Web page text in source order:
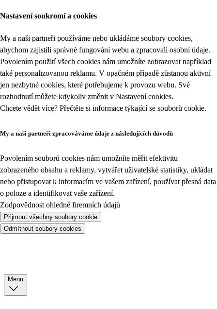
Nastavení soukromí a cookies
My a naši partneři používáme nebo ukládáme soubory cookies,
abychom zajistili správné fungování webu a zpracovali osobní údaje.
Povolením použití všech cookies nám umožníte zobrazovat například
také personalizovanou reklamu. V opačném případě zůstanou aktivní
jen nezbytné cookies, které potřebujeme k provozu webu. Své
rozhodnutí můžete kdykoliv změnit v Nastavení cookies.
Chcete vědět více? Přečtěte si informace týkající se souborů cookie.
My a naši partneři zpracováváme údaje z následujících důvodů
Povolením souborů cookies nám umožníte měřit efektivitu
zobrazeného obsahu a reklamy, vytvářet uživatelské statistiky, ukládat
nebo přistupovat k informacím ve vašem zařízení, používat přesná data
o poloze a identifikovat vaše zařízení.
Zodpovědnost ohledně firemních údajů
Přijmout všechny soubory cookie
Odmítnout soubory cookies
Menu